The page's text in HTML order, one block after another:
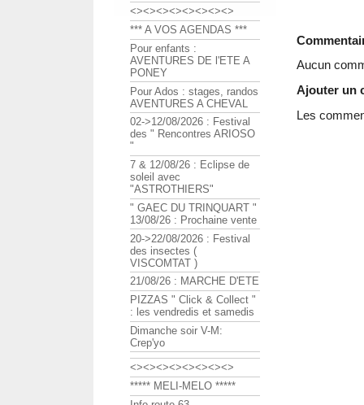
Aucun
Ajouter un
Les
<><><><><><><><>
*** A VOS AGENDAS ***
Pour enfants :
AVENTURES DE l'ETE A
PONEY
Pour Ados : stages, randos
AVENTURES A CHEVAL
02->12/08/2026 : Festival
des " Rencontres ARIOSO
"
7 & 12/08/26 : Eclipse de
soleil avec
"ASTROTHIERS"
" GAEC DU TRINQUART "
13/08/26 : Prochaine vente
20->22/08/2026 : Festival
des insectes (
VISCOMTAT )
21/08/26 : MARCHE D'ETE
PIZZAS " Click & Collect "
: les vendredis et samedis
Dimanche soir V-M:
Crep'yo
<><><><><><><><>
***** MELI-MELO *****